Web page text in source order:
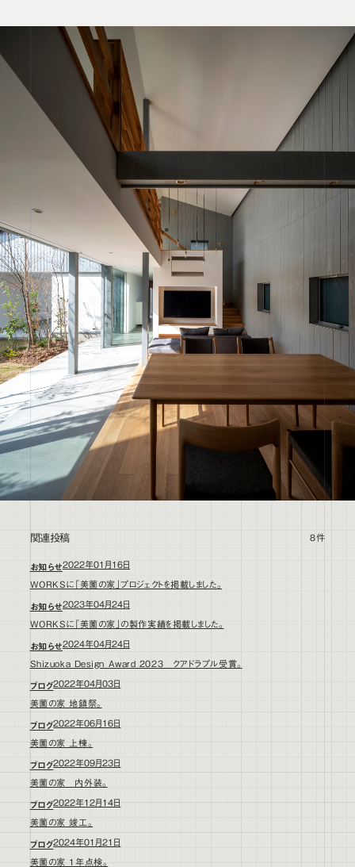
関連投稿
お知らせ2022年01月16日
WORKSに「美薗の家」プロジェクトを掲載しました。
お知らせ2023年04月24日
WORKSに「美薗の家」の製作実績を掲載しました。
お知らせ2024年04月24日
Shizuoka Design Award 2023 クアドラプル受賞。
ブログ2022年04月03日
美薗の家 地鎮祭。
ブログ2022年06月16日
美薗の家 上棟。
ブログ2022年09月23日
美薗の家 内外装。
ブログ2022年12月14日
美薗の家 竣工。
ブログ2024年01月21日
美薗の家 1年点検。
8件